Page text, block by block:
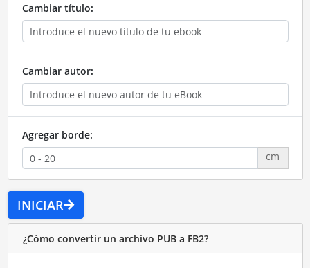
Cambiar título:
Cambiar autor:
Agregar borde:
cm
INICIAR
¿Cómo convertir un archivo PUB a FB2?